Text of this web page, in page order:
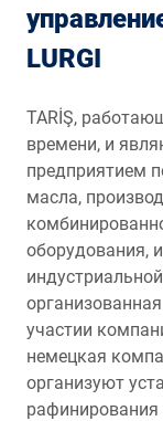
LURGI
TARİŞ,
времени, и
предприятием
масла,
оборудования,
участии
немецкая
организуют